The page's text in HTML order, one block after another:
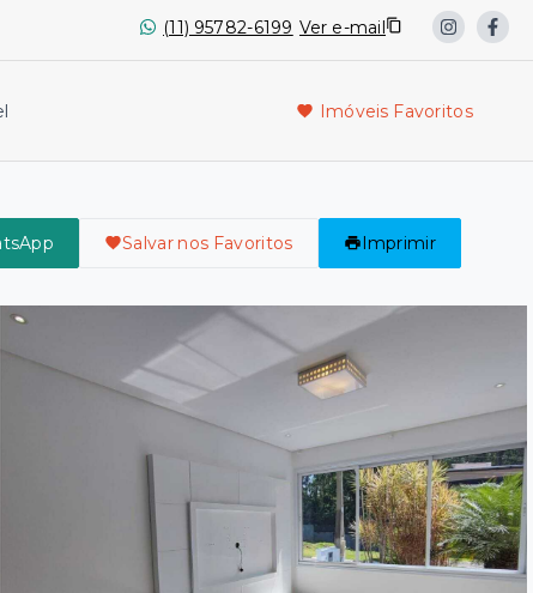
(11) 95782-6199 Ver e-mail
Imóveis Favoritos
Salvar nos Favoritos Imprimir